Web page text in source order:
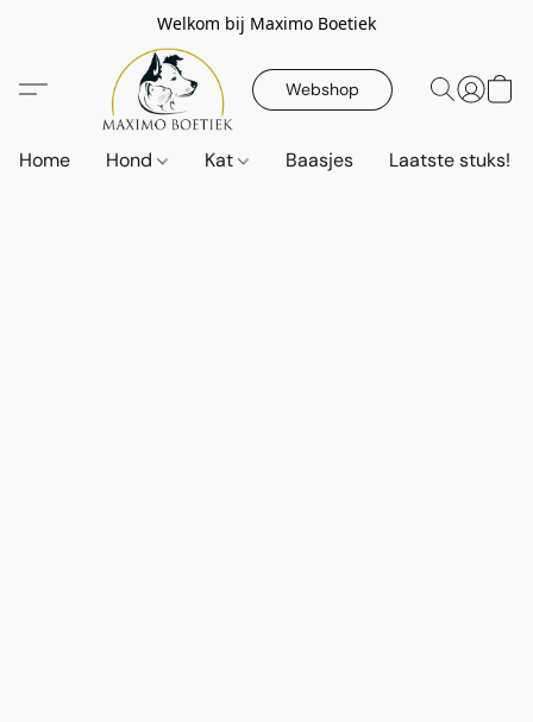
Welkom bij Maximo Boetiek
Webshop
Home Hond Kat Baasjes Laatste stuks!